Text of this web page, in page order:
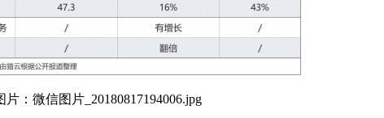
片：微信图片_20180817194006.jpg